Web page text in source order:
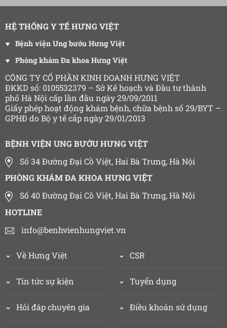
HỆ THỐNG Y TẾ HƯNG VIỆT
Bệnh viện Ung bướu Hưng Việt
Phòng khám Đa khoa Hưng Việt
CÔNG TY CỔ PHẦN KINH DOANH HƯNG VIỆT
ĐKKD số: 0105532379 – Sở Kế hoạch và Đầu tư thành
phố Hà Nội cấp lần đầu ngày 29/09/2011
Giấy phép hoạt động khám bệnh, chữa bệnh số 29/BYT –
GPHĐ do Bộ y tế cấp ngày 29/01/2013
BỆNH VIỆN UNG BƯỚU HƯNG VIỆT
Số 34 Đường Đại Cồ Việt, Hai Bà Trưng, Hà Nội
PHÒNG KHÁM ĐA KHOA HƯNG VIỆT
Số 40 Đường Đại Cồ Việt, Hai Bà Trưng, Hà Nội
HOTLINE
info@benhvienhungviet.vn
Về Hưng Việt
Tin tức sự kiện
Hỏi đáp chuyên gia
CSR
Tuyển dụng
Điều khoản sử dụng